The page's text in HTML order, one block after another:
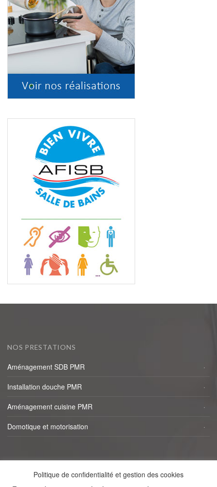
NOS PRESTATIONS
Aménagement SDB PMR
Installation douche PMR
Aménagement cuisine PMR
Domotique et motorisation
Politique de confidentialité et gestion des cookies